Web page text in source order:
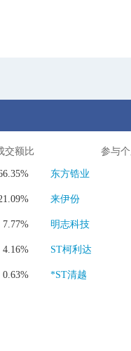
交额比 参与
东方锆业
来伊份
7.77% 明志科技
4.16% ST柯利达
0.63% *ST清越